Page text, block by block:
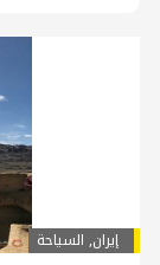
إيران, السياحة